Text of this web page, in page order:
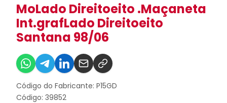
MoLado Direitoeito .Maçaneta
Int.grafLado Direitoeito
Santana 98/06
Código do Fabricante: P15GD
Código: 39852